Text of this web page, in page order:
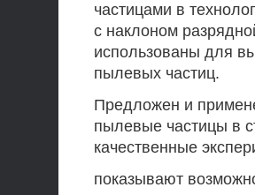
частицами в
с наклоном
использованы для
пылевых частиц.
Предложен и
пылевые частицы в
качественные
показывают